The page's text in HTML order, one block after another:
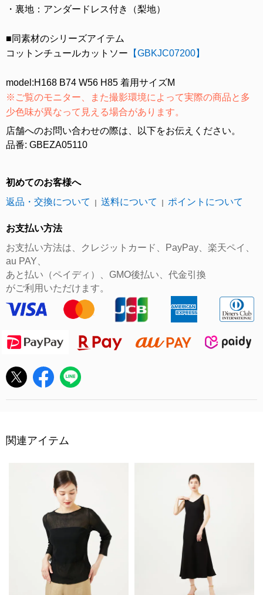
・裏地：アンダードレス付き（梨地）
■同素材のシリーズアイテム
コットンチュールカットソー 【GBKJC07200】
model:H168 B74 W56 H85 着用サイズМ
※ご覧のモニター、また撮影環境によって実際の商品と多
少色味が異なって見える場合があります。
店舗へのお問い合わせの際は、以下をお伝えください。
品番: GBEZA05110
初めてのお客様へ
返品・交換について
送料について ポイントについて
お支払い方法
お支払い方法は、クレジットカード、PayPay、楽天ペイ、
au PAY、
あと払い（ペイディ）、GMO後払い、代金引換
がご利用いただけます。
関連アイテム